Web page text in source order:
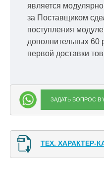
является
за Поставщиком
поступления
дополнительных 60
первой доставки
ЗАДАТЬ ВОПРОС В
ТЕХ. ХАРАКТЕР-